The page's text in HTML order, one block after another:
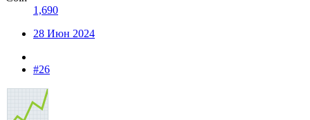
1,690
28 Июн 2024
#26